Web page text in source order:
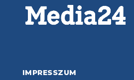
IMPRESSZUM